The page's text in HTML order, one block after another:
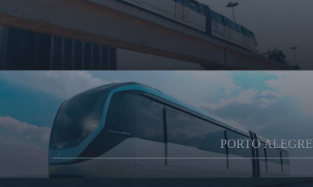
PORTO ALEGRE